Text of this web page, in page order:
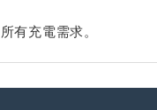
有充電需求。